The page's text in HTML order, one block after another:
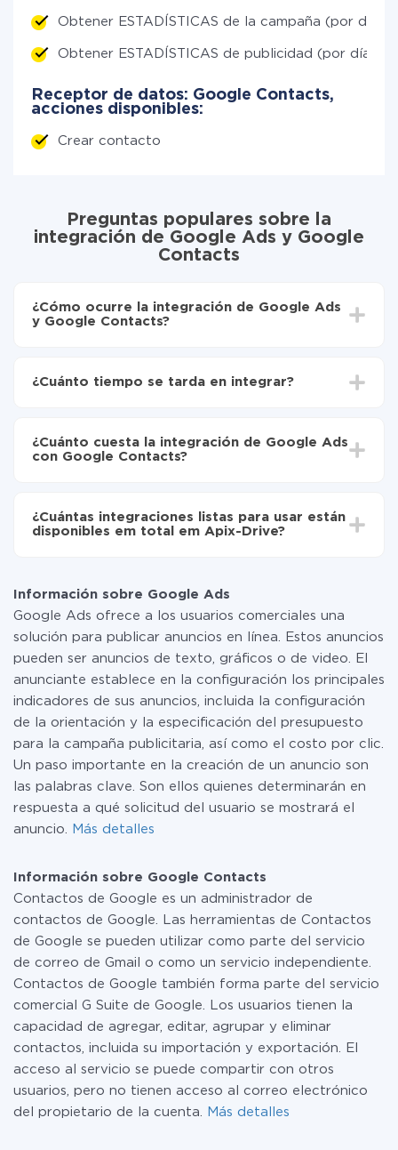
Obtener ESTADÍSTICAS de la campaña (por día)
Obtener ESTADÍSTICAS de publicidad (por día)
Receptor de datos: Google Contacts,
acciones disponibles:
Crear contacto
Preguntas populares sobre la
integración de Google Ads y Google
Contacts
¿Cómo ocurre la integración de Google Ads
y Google Contacts?
Elija qué datos transferir de Google Ads a Google
Ahora los datos se transferirán automáticamente
de Google Ads a Google Contacts
¿Cuánto tiempo se tarda en integrar?
oscilar entre 5 y 30 minutos. En promedio, la
configuración tarda entre 10 y 15 minutos.
¿Cuánto cuesta la integración de Google Ads
con Google Contacts?
tarifas. Usted solo paga por la cantidad de datos que
realmente se transfieren de uno de sus sistemas a otro
manera segura un plan de tarifa gratuita o cambiar a
uno de pago, si es necesario. Más detalles sobre
tarifas.
¿Cuántas integraciones listas para usar están
disponibles em total em Apix-Drive?
Contacts
Información sobre Google Ads
Google Ads ofrece a los usuarios comerciales una
solución para publicar anuncios en línea. Estos anuncios
pueden ser anuncios de texto, gráficos o de video. El
anunciante establece en la configuración los principales
indicadores de sus anuncios, incluida la configuración
de la orientación y la especificación del presupuesto
para la campaña publicitaria, así como el costo por clic.
Un paso importante en la creación de un anuncio son
las palabras clave. Son ellos quienes determinarán en
respuesta a qué solicitud del usuario se mostrará el
anuncio.
Más detalles
Información sobre Google Contacts
Contactos de Google es un administrador de
contactos de Google. Las herramientas de Contactos
de Google se pueden utilizar como parte del servicio
de correo de Gmail o como un servicio independiente.
Contactos de Google también forma parte del servicio
comercial G Suite de Google. Los usuarios tienen la
capacidad de agregar, editar, agrupar y eliminar
contactos, incluida su importación y exportación. El
acceso al servicio se puede compartir con otros
usuarios, pero no tienen acceso al correo electrónico
del propietario de la cuenta.
Más detalles